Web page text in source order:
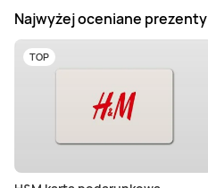
Najwyżej oceniane prezenty
TOP